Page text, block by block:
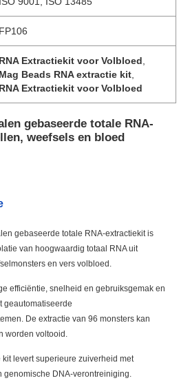
FP106
RNA Extractiekit voor Volbloed
Mag Beads RNA extractie kit
RNA Extractiekit voor Volbloed
gebaseerde totale RNA-
weefsels en bloed
gebaseerde totale RNA-extractiekit is
van hoogwaardig totaal RNA uit
en vers volbloed.
efficiëntie, snelheid en gebruiksgemak en
geautomatiseerde
De extractie van 96 monsters kan
worden voltooid.
levert superieure zuiverheid met
DNA-verontreiniging.